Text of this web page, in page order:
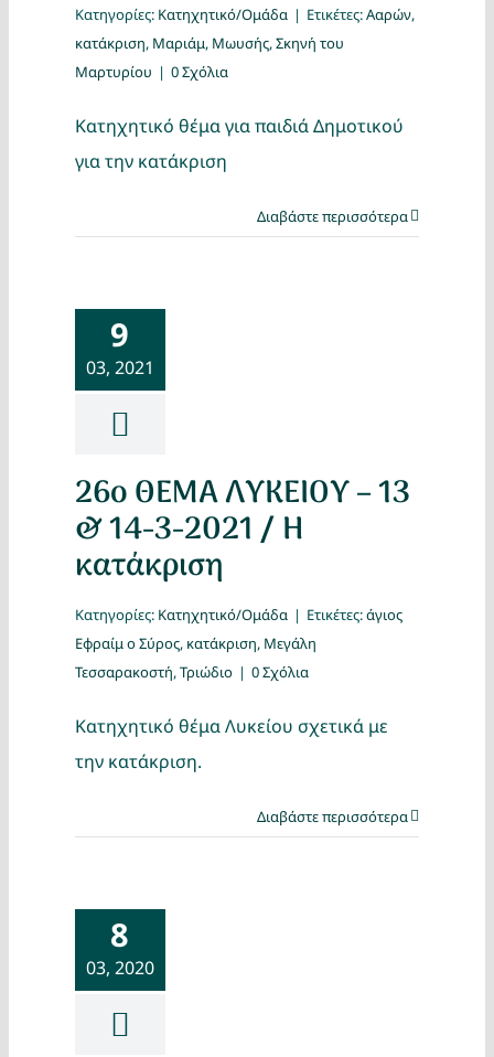
Κατηγορίες: Κατηχητικό/Ομάδα | Ετικέτες:Ααρών,
κατάκριση, Μαριάμ, Μωυσής,Σκηνή του
Μαρτυρίου | 0 Σχόλια
Κατηχητικό θέμα για παιδιά Δημοτικού
για την κατάκριση
Διαβάστε περισσότερα
9
03, 2021
26ο ΘΕΜΑ ΛΥΚΕΙΟΥ – 13
& 14-3-2021 / Η
κατάκριση
Κατηγορίες: Κατηχητικό/Ομάδα | Ετικέτες:άγιος
Εφραίμ ο Σύρος, κατάκριση, Μεγάλη
Τεσσαρακοστή,Τριώδιο | 0 Σχόλια
Κατηχητικό θέμα Λυκείου σχετικά με
την κατάκριση.
Διαβάστε περισσότερα
8
03, 2020